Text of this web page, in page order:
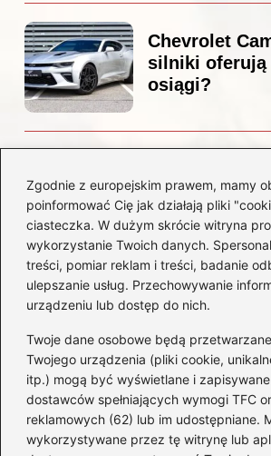
Zgodnie z europejskim prawem, mamy
poinformować Cię jak działają pliki
ciasteczka. W dużym skrócie witryna
wykorzystanie Twoich danych.
treści, pomiar reklam i treści, badanie
ulepszanie usług. Przechowywanie
urządzeniu lub dostęp do nich.
Twoje dane osobowe będą
Twojego urządzenia (pliki cookie,
itp.) mogą być wyświetlane i
dostawców spełniających wymogi TFC
reklamowych (62) lub im udostępniane.
wykorzystywane przez tę witrynę lub
Chevrolet
silniki oferują
osiągi?
Odkryj
rozwiązania
silnika
Kategorie
Akumulatory (85)
Benzyna i Diesel (80)
Motocykle(50)
Opony(77)
Prawo jazdy(65)